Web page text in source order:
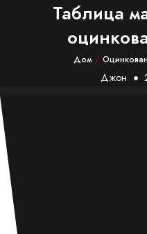
Таблица
Дом/
Джон